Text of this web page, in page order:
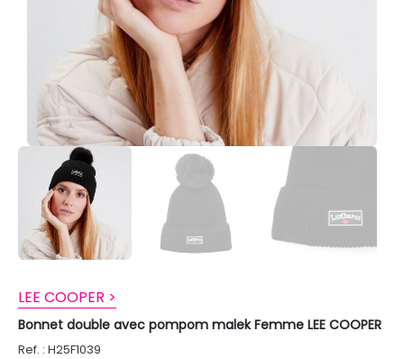
LEE COOPER >
Bonnet double avec pompom malek Femme LEE COOPER
Ref. : H25F1039